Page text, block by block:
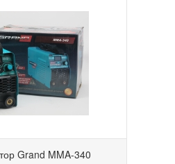
Grand MMA-340